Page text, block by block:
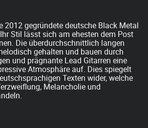
2012 gegründete deutsche Black Metal
Stil lässt sich am ehesten dem Post
Die überdurchschnittlich langen
gehalten und bauen durch
und prägnante Lead Gitarren eine
Atmosphäre auf. Dies spiegelt
Texten wider, welche
Melancholie und